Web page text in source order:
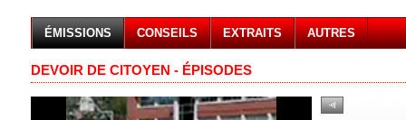
ÉMISSIONS CONSEILS EXTRAITS AUTRES
DEVOIR DE CITOYEN - ÉPISODES